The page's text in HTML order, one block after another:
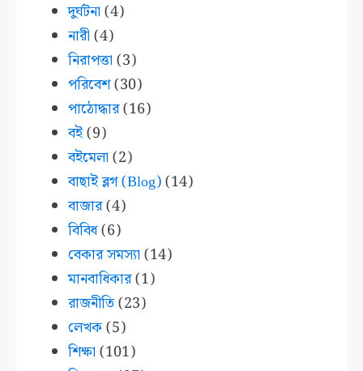
দুর্ঘটনা (4)
নারী (4)
নিরাপত্তা (3)
পরিবেশ(30)
পাঠোদ্ধার(16)
বই(9)
বইমেলা (2)
বাছাই ব্লগ (Blog)(14)
বাজার(4)
বিবিধ(6)
বেকার সমস্যা (14)
মানবাধিকার(1)
রাজনীতি(23)
লেখক(5)
শিক্ষা (101)